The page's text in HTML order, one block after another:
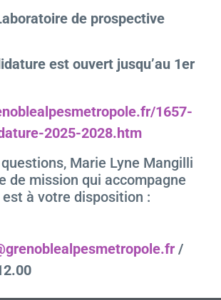
de prospective
est ouvert jusqu’au 1er
1657-
2025-2028.htm
Marie Lyne Mangilli
de mission qui accompagne
à votre disposition :
/